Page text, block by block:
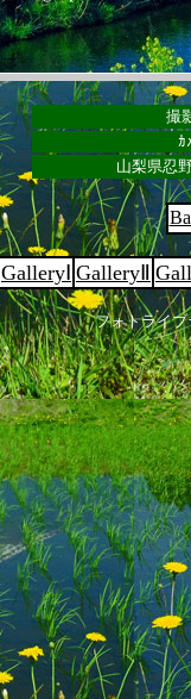
撮
ｶ
山梨県忍
GalleryⅠ GalleryⅡ
フォトライ